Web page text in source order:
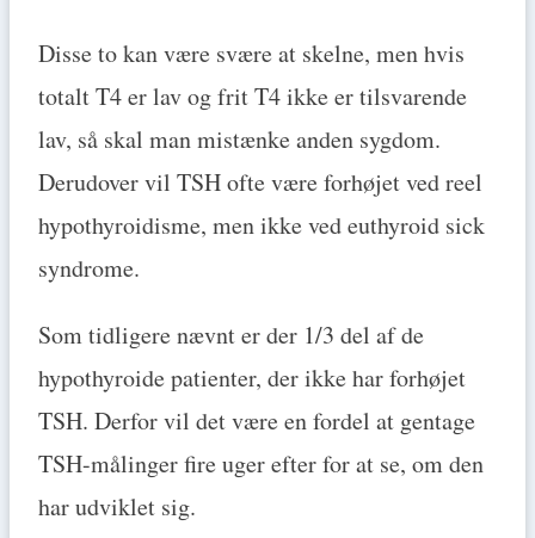
Disse to kan være svære at skelne, men hvis
totalt T4 er lav og frit T4 ikke er tilsvarende
lav, så skal man mistænke anden sygdom.
Derudover vil TSH ofte være forhøjet ved reel
hypothyroidisme, men ikke ved euthyroid sick
syndrome.
Som tidligere nævnt er der 1/3 del af de
hypothyroide patienter, der ikke har forhøjet
TSH. Derfor vil det være en fordel at gentage
TSH-målinger fire uger efter for at se, om den
har udviklet sig.